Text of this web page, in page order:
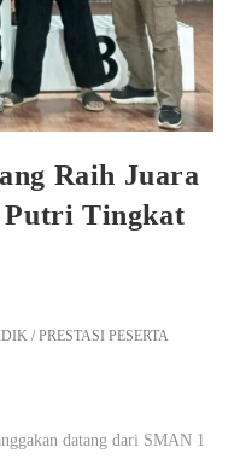
Raih Juara
Putri Tingkat
/ PRESTASI PESERTA
datang dari SMAN 1